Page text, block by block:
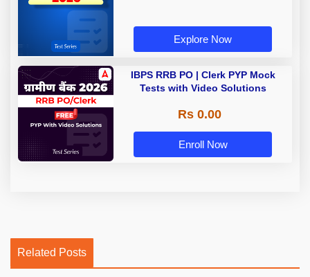
Explore Now
IBPS RRB PO | Clerk PYP Mock
Tests with Video Solutions
Rs 0.00
Enroll Now
Related Posts